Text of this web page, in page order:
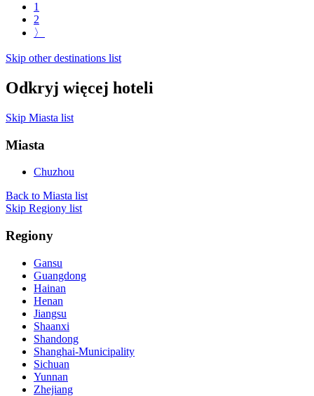
1
2
〉
Skip other destinations list
Odkryj więcej hoteli
Skip Miasta list
Miasta
Chuzhou
Back to Miasta list
Skip Regiony list
Regiony
Gansu
Guangdong
Hainan
Henan
Jiangsu
Shaanxi
Shandong
Shanghai-Municipality
Sichuan
Yunnan
Zhejiang